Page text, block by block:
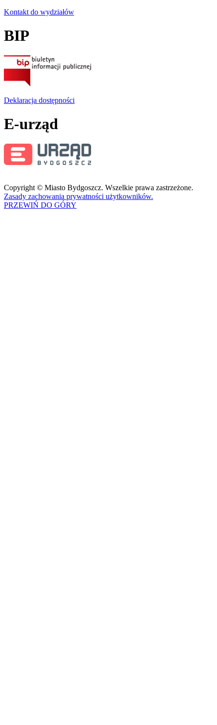
Kontakt do wydziałów
BIP
Deklaracja dostępności
E-urząd
Copyright © Miasto Bydgoszcz. Wszelkie prawa zastrzeżone.
Zasady zachowania prywatności użytkowników.
PRZEWIŃ DO GÓRY